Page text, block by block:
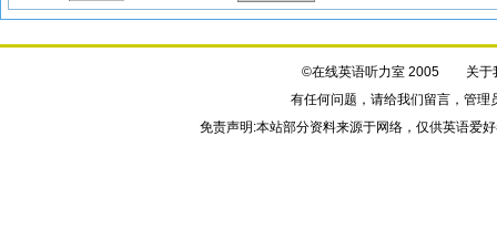
©在线英语听力室 2005 关于
有任何问题，请给我们留言，管理
免责声明:本站部分资料来源于网络，仅供英语爱